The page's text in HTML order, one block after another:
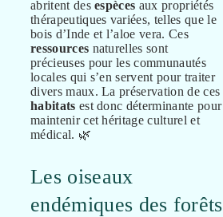
abritent desespèces aux propriétés
thérapeutiques variées, telles que le
bois d’Inde et l’aloe vera. Ces
ressources naturelles sont
précieuses pour les communautés
locales qui s’en servent pour traiter
divers maux. La préservation de ces
habitats est donc déterminante pour
maintenir cet héritage culturel et
médical. 🌿
Les oiseaux
endémiques des forêts